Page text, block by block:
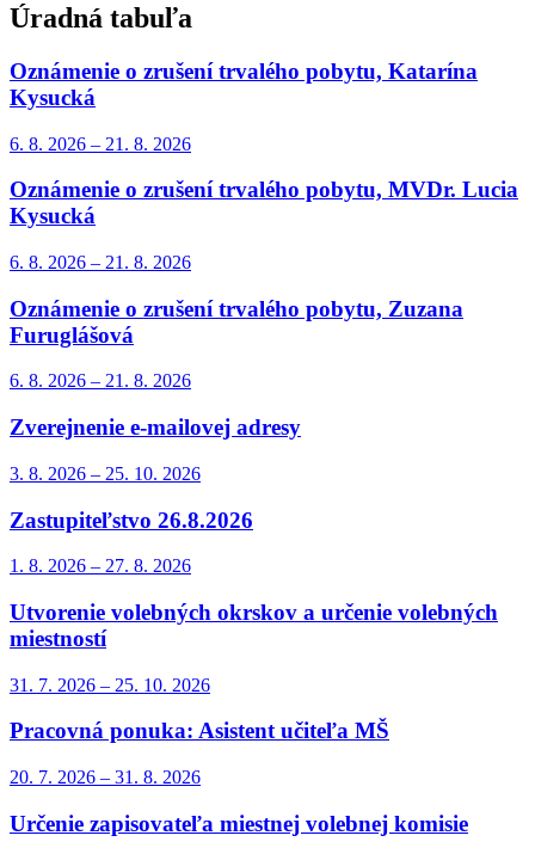
Úradná tabuľa
Oznámenie o zrušení trvalého pobytu, Katarína
Kysucká
6. 8. 2026 – 21. 8. 2026
Oznámenie o zrušení trvalého pobytu, MVDr. Lucia
Kysucká
6. 8. 2026 – 21. 8. 2026
Oznámenie o zrušení trvalého pobytu, Zuzana
Furuglášová
6. 8. 2026 – 21. 8. 2026
Zverejnenie e-mailovej adresy
3. 8. 2026 – 25. 10. 2026
Zastupiteľstvo 26.8.2026
1. 8. 2026 – 27. 8. 2026
Utvorenie volebných okrskov a určenie volebných
miestností
31. 7. 2026 – 25. 10. 2026
Pracovná ponuka: Asistent učiteľa MŠ
20. 7. 2026 – 31. 8. 2026
Určenie zapisovateľa miestnej volebnej komisie